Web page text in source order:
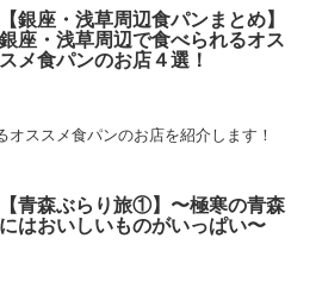
【銀座・浅草周辺食パンまとめ】
銀座・浅草周辺で食べられるオス
スメ食パンのお店４選！
ススメ食パンのお店を紹介します！
【青森ぶらり旅①】〜極寒の青森
にはおいしいものがいっぱい〜